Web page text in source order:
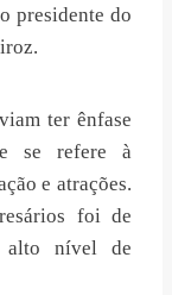
presidente do
ter ênfase
se refere à
e atrações.
foi de
alto nível de